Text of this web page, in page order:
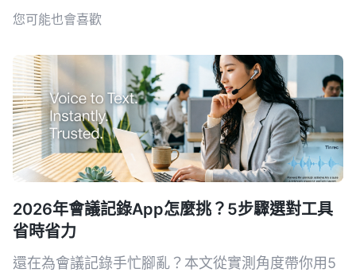
您可能也會喜歡
2026年會議記錄App怎麼挑？5步驟選對工具
省時省力
還在為會議記錄手忙腳亂？本文從實測角度帶你用5